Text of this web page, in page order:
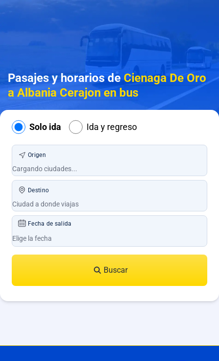
Pasajes y horarios deCienaga De Oro
a Albania Cerajon en bus
Solo ida Ida y regreso
Origen
Destino
Fecha de salida
Buscar